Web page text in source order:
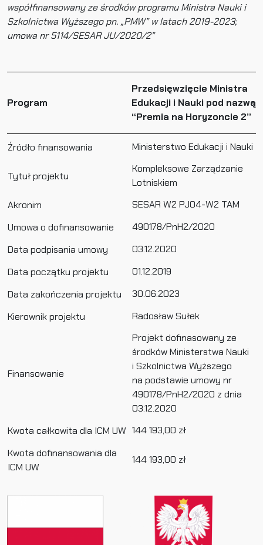
współfinansowany ze środków programu Ministra Nauki i
Szkolnictwa Wyższego pn. „PMW” w latach 2019-2023;
umowa nr 5114/SESAR JU/2020/2”
Program
Przedsięwzięcie Ministra
Edukacji i Nauki pod nazwą
“Premia na Horyzoncie 2”
Źródło finansowania Ministerstwo Edukacji i Nauki
Tytuł projektu
Kompleksowe Zarządzanie
Lotniskiem
Akronim
SESAR W2 PJ04-W2 TAM
Umowa o dofinansowanie
490178/PnH2/2020
Data podpisania umowy
03.12.2020
Data początku projektu
01.12.2019
Data zakończenia projektu
30.06.2023
Kierownik projektu
Radosław Sułek
Finansowanie
Projekt dofinasowany ze
środków Ministerstwa Nauki
i Szkolnictwa Wyższego
na podstawie umowy nr
490178/PnH2/2020 z dnia
03.12.2020
Kwota całkowita dla ICM UW 144 193,00 zł
Kwota dofinansowania dla
ICM UW
144 193,00 zł